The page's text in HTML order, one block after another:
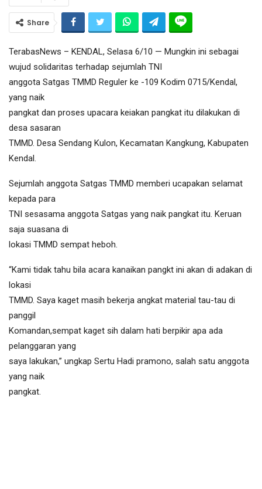
Share
TerabasNews – KENDAL, Selasa 6/10 — Mungkin ini sebagai
wujud solidaritas terhadap sejumlah TNI
anggota Satgas TMMD Reguler ke -109 Kodim 0715/Kendal,
yang naik
pangkat dan proses upacara keiakan pangkat itu dilakukan di
desa sasaran
TMMD. Desa Sendang Kulon, Kecamatan Kangkung, Kabupaten
Kendal.
Sejumlah anggota Satgas TMMD memberi ucapakan selamat
kepada para
TNI sesasama anggota Satgas yang naik pangkat itu. Keruan
saja suasana di
lokasi TMMD sempat heboh.
“Kami tidak tahu bila acara kanaikan pangkt ini akan di adakan di
lokasi
TMMD. Saya kaget masih bekerja angkat material tau-tau di
panggil
Komandan,sempat kaget sih dalam hati berpikir apa ada
pelanggaran yang
saya lakukan,” ungkap Sertu Hadi pramono, salah satu anggota
yang naik
pangkat.